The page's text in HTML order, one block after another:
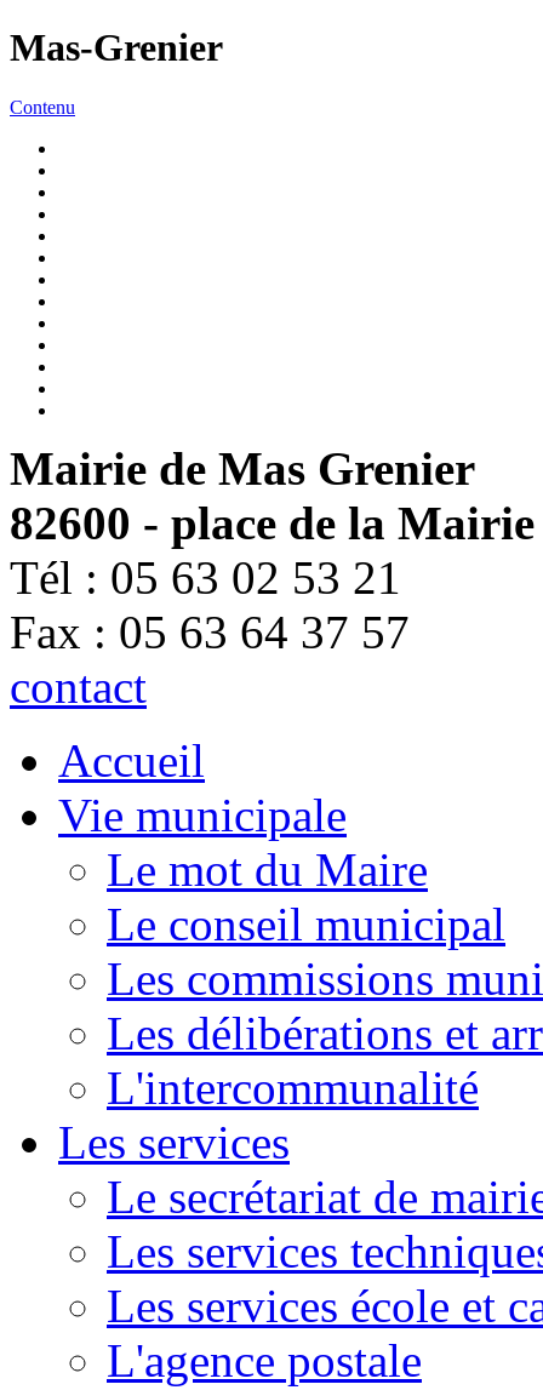
Mas-Grenier
Contenu
Mairie de Mas Grenier
82600 - place de la Mairie
Tél : 05 63 02 53 21
Fax : 05 63 64 37 57
contact
Accueil
Vie municipale
Le mot du Maire
Le conseil municipal
Les commissions
Les délibérations et
L'intercommunalité
Les services
Le secrétariat de
Les services
Les services école et
L'agence postale